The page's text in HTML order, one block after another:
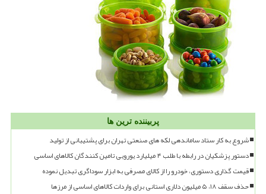
پربیننده ترین ها
شروع به کار ستاد ساماندهی لکه های صنعتی تهران برای پشتیبانی از تولید
دستور پزشکیان در رابطه با طلب ۴ میلیارد یورویی تامین کنندگان کالاهای اساسی
قیمت گذاری دستوری، خودرو را از کالای مصرفی به ابزار سوداگری تبدیل نموده
حذف سقف ۱۸، ۵ میلیون دلاری استانی برای واردات کالاهای اساسی از مرزها